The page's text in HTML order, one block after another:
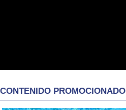
CONTENIDO PROMOCIONADO